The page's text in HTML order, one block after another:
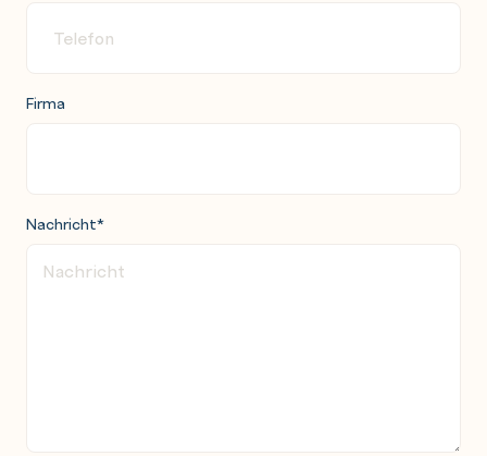
Firma
Nachricht*